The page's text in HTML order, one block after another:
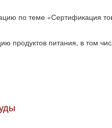
по теме «Сертификация
продуктов питания, в том